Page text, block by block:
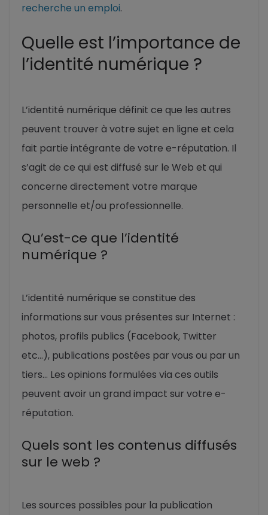
recherche un emploi.
Quelle est l’importance de
l’identité numérique ?
L’identité numérique définit ce que les autres
peuvent trouver à votre sujet en ligne et cela
fait partie intégrante de votre e-réputation. Il
s’agit de ce qui est diffusé sur le Web et qui
concerne directement votre marque
personnelle et/ou professionnelle.
Qu’est-ce que l’identité
numérique ?
L’identité numérique se constitue des
informations sur vous présentes sur Internet :
photos, profils publics (Facebook, Twitter
etc…), publications postées par vous ou par un
tiers… Les opinions formulées via ces outils
peuvent avoir un grand impact sur votre e-
réputation.
Quels sont les contenus diffusés
sur le web ?
Les sources possibles pour la publication